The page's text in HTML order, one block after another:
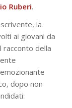
Ruberi.
la
ai giovani da
della
dopo non